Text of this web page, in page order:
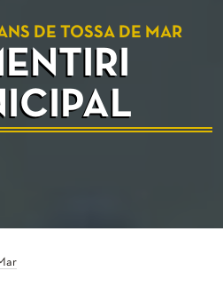
DE TOSSA DE MAR